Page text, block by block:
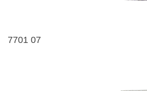
7701 07